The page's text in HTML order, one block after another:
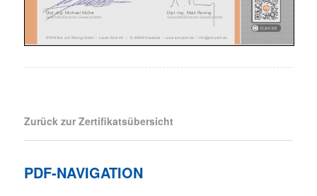
Zurück zur Zertifikatsübersicht
PDF-NAVIGATION